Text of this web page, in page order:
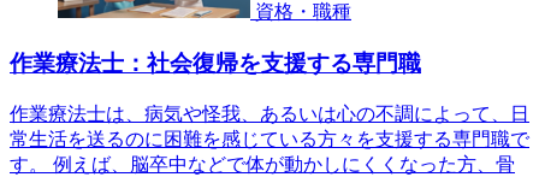
資格・職種
作業療法士：社会復帰を支援する専門職
作業療法士は、病気や怪我、あるいは心の不調によって、日
常生活を送るのに困難を感じている方々を支援する専門職で
す。 例えば、脳卒中などで体が動かしにくくなった方、骨